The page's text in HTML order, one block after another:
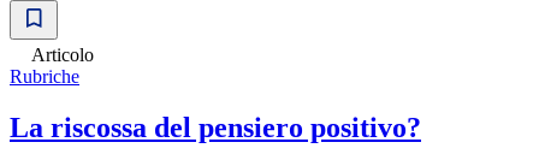
Articolo
Rubriche
La riscossa del pensiero positivo?